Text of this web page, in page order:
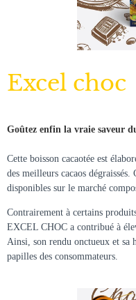
Excel choc
Goûtez enfin la vraie saveur
Cette boisson cacaotée est
des meilleurs cacaos
disponibles sur le marché
Contrairement à certains
EXCEL CHOC a contribué à
Ainsi, son rendu onctueux et sa
papilles des consommateurs.